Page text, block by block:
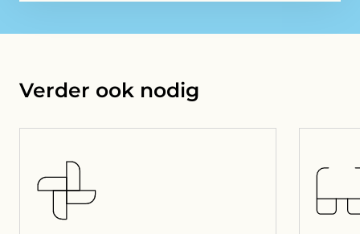
Verder ook nodig